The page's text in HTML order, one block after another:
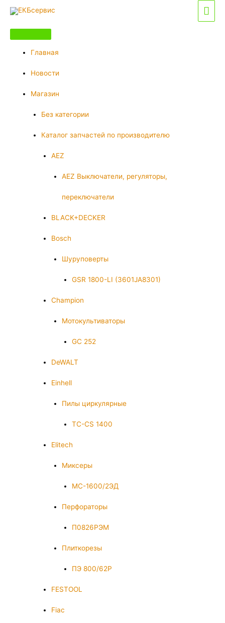
Перейти
содержимому
Главная
Новости
Магазин
Без категории
Каталог запчастей по производителю
AEZ
AEZ Выключатели, регуляторы,
переключатели
BLACK+DECKER
Bosch
Шуруповерты
GSR 1800-LI (3601JA8301)
Champion
Мотокультиваторы
GC 252
DeWALT
Einhell
Пилы циркулярные
TC-CS 1400
Elitech
Миксеры
МС-1600/2ЭД
Перфораторы
П0826РЭМ
Плиткорезы
ПЭ 800/62Р
FESTOOL
Fiac